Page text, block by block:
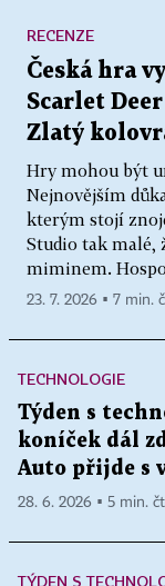
Česká hra
Scarlet
Zlatý
Hry mohou být
Nejnovějším
kterým stojí
Studio tak malé,
miminem.
RECENZE
23. 7. 2026 ▪ 7 min.
TECHNOLOGIE
Týden s
koníček dál
Auto přijde s
28. 6. 2026 ▪ 5 min.
TÝDEN S